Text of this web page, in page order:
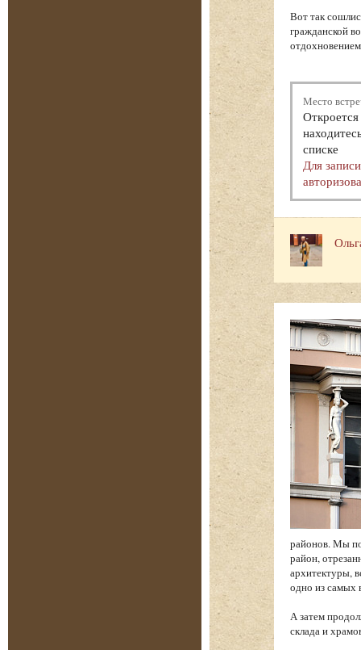
Вот так
гражданской
Место
списке
Для
районов. Мы
район,
архитектуры,
одно из самых
А затем
склада и